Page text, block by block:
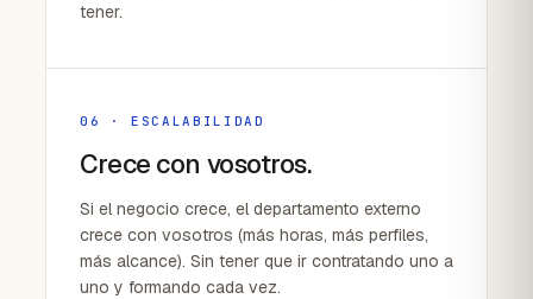
tener.
06 · ESCALABILIDAD
Crece con vosotros.
Si el negocio crece, el departamento externo
crece con vosotros (más horas, más perfiles,
más alcance). Sin tener que ir contratando uno a
uno y formando cada vez.